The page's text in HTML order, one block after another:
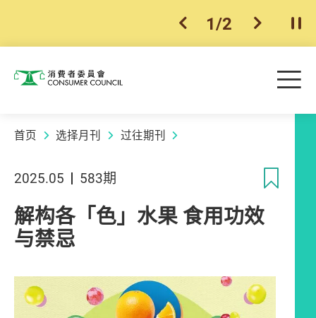
上一个
1/2 下一个开
消费者委员会 目
首页 选择月刊 过往期刊
2025.05 583期
解构各「色」水果 食用功效
与禁忌